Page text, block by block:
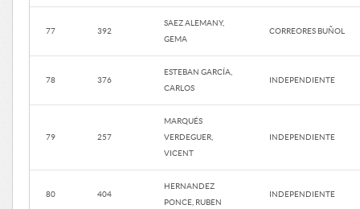
77 392
SAEZ ALEMANY,
GEMA
CORREORES BUÑOL
78 376
ESTEBAN GARCÍA,
CARLOS
INDEPENDIENTE
79 257
MARQUÉS
VERDEGUER,
VICENT
INDEPENDIENTE
80 404
HERNANDEZ
PONCE, RUBEN
INDEPENDIENTE